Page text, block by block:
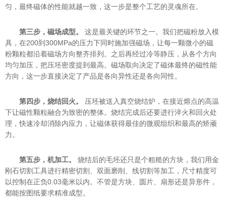
匀，最终磁体的性能就越一致，这一步是整个工艺的灵魂所在。
第三步，磁场成型。
这是最关键的环节之一。我们把磁粉放入模
具，在200到300MPa的压力下同时施加强磁场，让每一颗微小的磁
粉颗粒都沿着磁场方向整齐排列。之后再经过冷等静压，从各个方向
均匀加压，把压坯密度提到最高。磁场取向决定了磁体最终的磁性能
方向，这一步直接决定了产品是各向异性还是各向同性。
第四步，烧结回火。
压坯被送入真空烧结炉，在接近熔点的高温
下让磁性颗粒融合为致密的整体。烧结完成后还要进行淬火和回火处
理，快速冷却消除内应力，让磁体获得最佳的微观组织和最高的矫顽
力。
第五步，机加工。
烧结后的毛坯还只是个粗糙的方块，我们用金
刚石切割工具进行精密切割、双面磨削、线切割等加工，尺寸精度可
以控制在正负0.03毫米以内。不管是方块、圆片、扇形还是异形件，
都能按图纸要求精准成型。